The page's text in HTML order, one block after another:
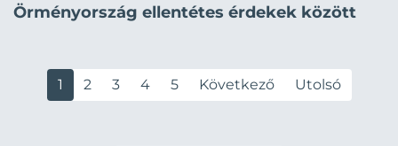
Örményország ellentétes érdekek között
1 2 3 4 5 Következő Utolsó